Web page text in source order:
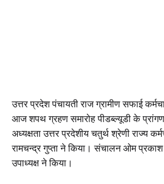
उत्तर प्रदेश पंचायती राज ग्रामीण सफाई
आज शपथ ग्रहण समारोह पीडब्ल्यूडी के
अध्यक्षता उत्तर प्रदेशीय चतुर्थ श्रेणी राज्य
रामचन्द्र गुप्ता ने किया। संचालन ओम प्रकाश
उपाध्यक्ष ने किया।